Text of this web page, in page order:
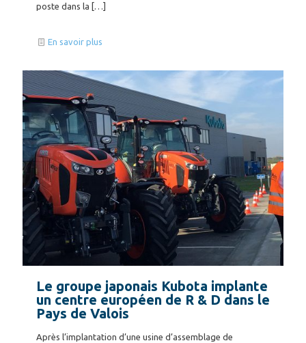
poste dans la […]
En savoir plus
Le groupe japonais Kubota implante
un centre européen de R & D dans le
Pays de Valois
Après l’implantation d’une usine d’assemblage de